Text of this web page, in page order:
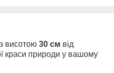
з висотою 30 см від
краси природи у вашому